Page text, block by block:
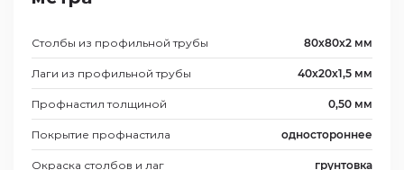
Столбы из профильной трубы 80х80х2 мм
Лаги из профильной трубы 40х20х1,5 мм
Профнастил толщиной 0,50 мм
Покрытие профнастила одностороннее
Окраска столбов и лаг грунтовка